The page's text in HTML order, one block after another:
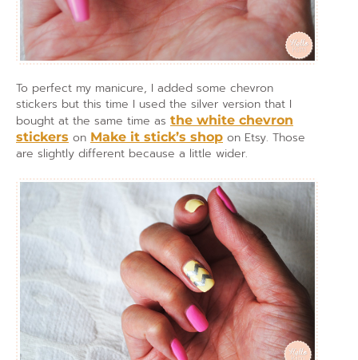
To perfect my manicure, I added some chevron
stickers but this time I used the silver version that I
bought at the same time as the white chevron
stickers on Make it stick’s shop on Etsy. Those
are slightly different because a little wider.